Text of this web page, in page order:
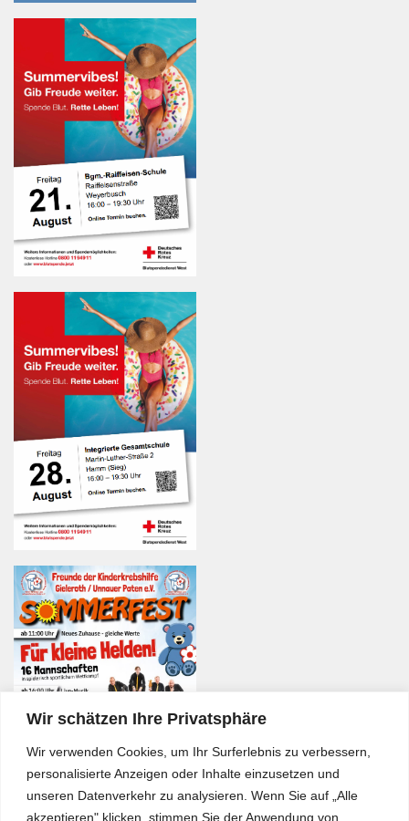
Wir schätzen Ihre Privatsphäre
Wir verwenden Cookies, um Ihr Surferlebnis zu verbessern,
personalisierte Anzeigen oder Inhalte einzusetzen und
unseren Datenverkehr zu analysieren. Wenn Sie auf „Alle
akzeptieren" klicken, stimmen Sie der Anwendung von